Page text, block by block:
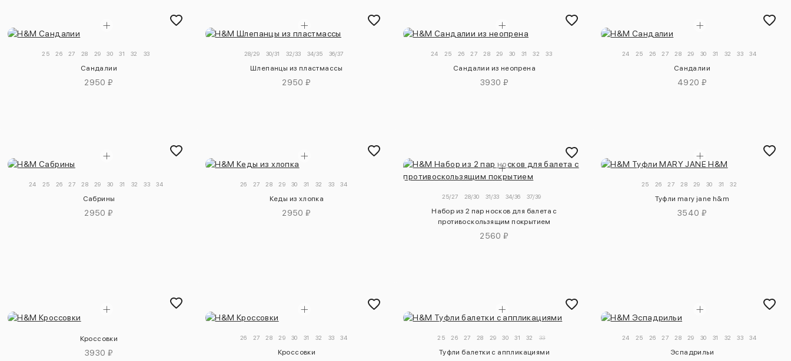
25 26 27 28 29 30 31 32 33
Сандалии
2950 ₽
28/29 30/31 32/33 34/35 36/37
Шлепанцы из пластмассы
2950 ₽
24 25 26 27 28 29 30 31 32 33
Сандалии из неопрена
3930 ₽
24 25 26 27 28 29 30 31 32 33 34
Сандалии
4920 ₽
24 25 26 27 28 29 30 31 32 33 34
Сабрины
2950 ₽
26 27 28 29 30 31 32 33 34
Кеды из хлопка
2950 ₽
25/27 28/30 31/33 34/36 37/39
Набор из 2 пар носков для балета с
противоскользящим покрытием
2560 ₽
25 26 27 28 29 30 31 32
Туфли mary jane h&m
3540 ₽
Кроссовки
3930 ₽
26 27 28 29 30 31 32 33 34
Кроссовки
25 26 27 28 29 30 31 32 33
Туфли балетки с аппликациями
24 25 26 27 28 29 30 31 32 33 34
Эспадрильи